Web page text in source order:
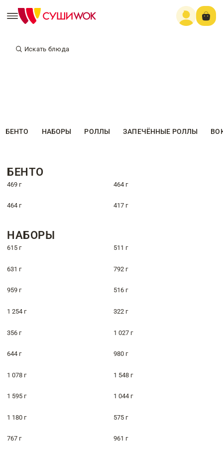
Искать блюда
БЕНТО НАБОРЫ РОЛЛЫ ЗАПЕЧЁННЫЕ РОЛЛЫ
БЕНТО
469 г 464 г
464 г 417 г
НАБОРЫ
615 г 511 г
631 г 792 г
959 г 516 г
1 254 г 322 г
356 г 1 027 г
644 г 980 г
1 078 г 1 548 г
1 595 г 1 044 г
1 180 г 575 г
767 г 961 г